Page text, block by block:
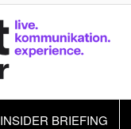
INSIDER BRIEFING